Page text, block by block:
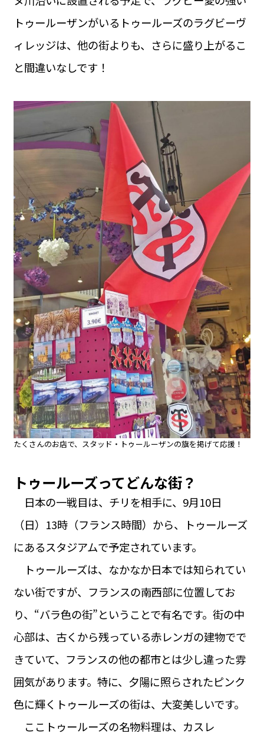
トゥールーザンがいるトゥールーズのラグビーヴ
ィレッジは、他の街よりも、さらに盛り上がるこ
と間違いなしです！
たくさんのお店で、スタッド・トゥールーザンの旗を掲げて応援！
トゥールーズってどんな街？
日本の一戦目は、チリを相手に、9月10日
（日）13時（フランス時間）から、トゥールーズ
にあるスタジアムで予定されています。
トゥールーズは、なかなか日本では知られてい
ない街ですが、フランスの南西部に位置してお
り、“バラ色の街”ということで有名です。街の中
心部は、古くから残っている赤レンガの建物でで
きていて、フランスの他の都市とは少し違った雰
囲気があります。特に、夕陽に照らされたピンク
色に輝くトゥールーズの街は、大変美しいです。
ここトゥールーズの名物料理は、カスレ